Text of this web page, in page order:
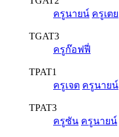
ครูนายน์ ครูเตย
TGAT3
ครูก๊อฟฟี่
TPAT1
ครูเจต ครูนายน์
TPAT3
ครูซัน ครูนายน์